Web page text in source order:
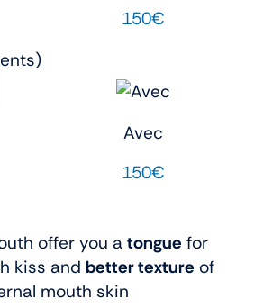
150€
Avec
150€
offer you a tongue for
kiss and better texture of
mouth skin